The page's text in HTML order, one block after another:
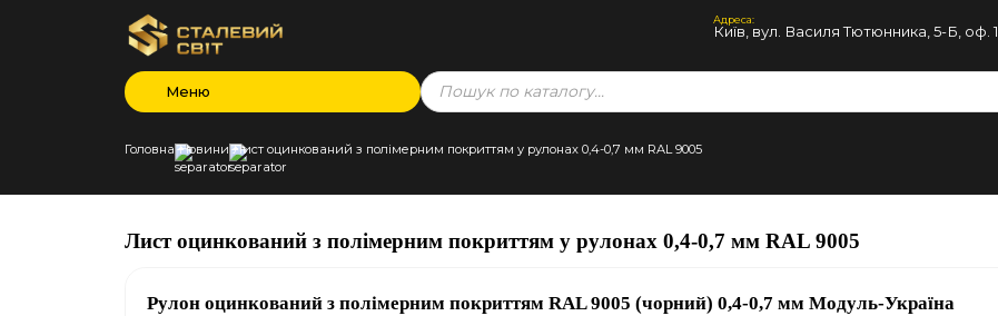
Адреса:
Київ, вул. Василя Тютюнника, 5-Б, оф. 1
Меню
Products
search
Головна Новини Лист оцинкований з полімерним покриттям у рулонах 0,4-0,7 мм RAL 9005
Лист оцинкований з полімерним покриттям у рулонах 0,4-0,7 мм RAL 9005
Рулон оцинкований з полімерним покриттям RAL 9005 (чорний) 0,4-0,7 мм Модуль-Україна